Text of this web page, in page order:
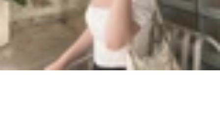
Cập nhật:14/06/2025
Theo dõi XTMobile trên